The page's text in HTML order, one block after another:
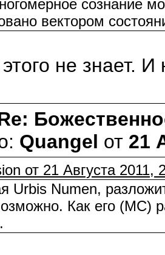
сознание
вектором
не знает.
Quangel от 21
от 21 Августа 2011,
Urbis Numen,
Как его (МС)